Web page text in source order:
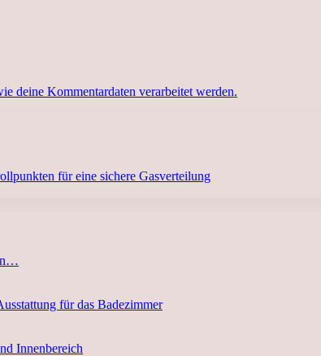
deine Kommentardaten verarbeitet werden.
für eine sichere Gasverteilung
für das Badezimmer
Innenbereich